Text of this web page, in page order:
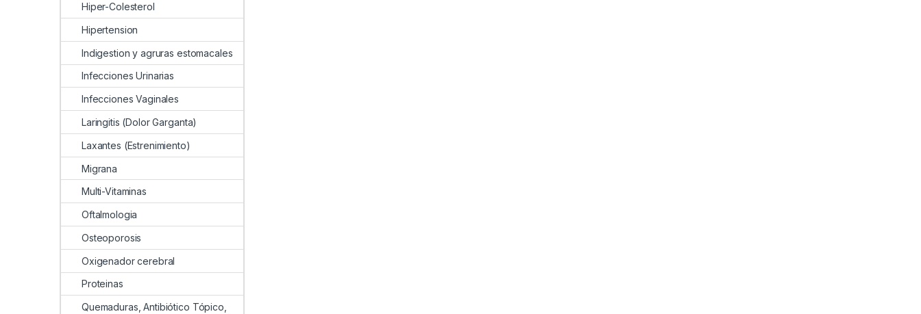
Hiper-Colesterol
Hipertension
Indigestion y agruras estomacales
Infecciones Urinarias
Infecciones Vaginales
Laringitis (Dolor Garganta)
Laxantes (Estrenimiento)
Migrana
Multi-Vitaminas
Oftalmologia
Osteoporosis
Oxigenador cerebral
Proteinas
Quemaduras, Antibiótico Tópico,